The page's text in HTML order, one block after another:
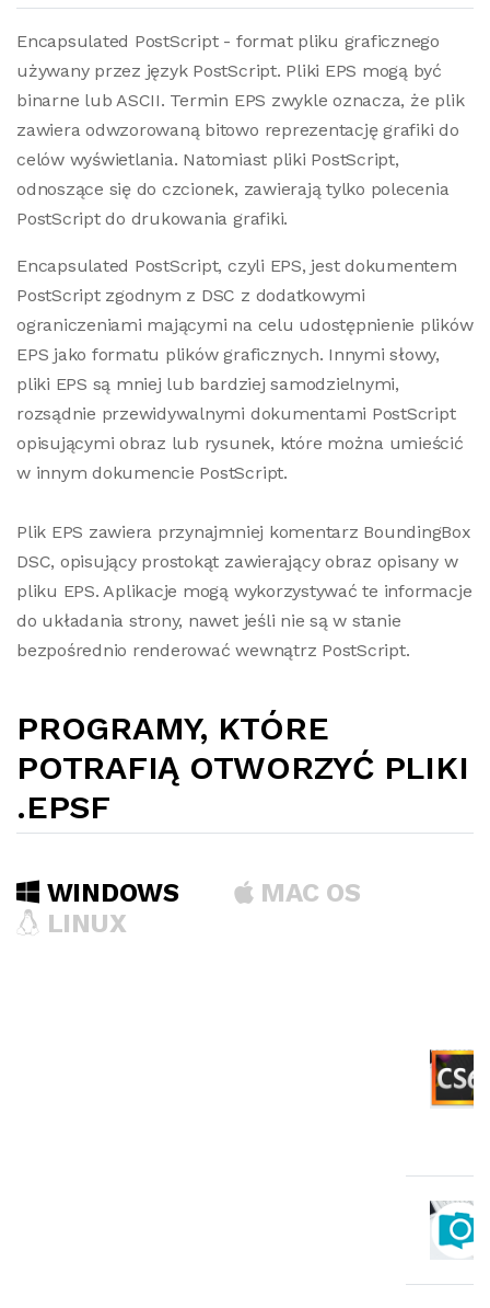
Encapsulated PostScript - format pliku graficznego
używany przez język PostScript. Pliki EPS mogą być
binarne lub ASCII. Termin EPS zwykle oznacza, że plik
zawiera odwzorowaną bitowo reprezentację grafiki do
celów wyświetlania. Natomiast pliki PostScript,
odnoszące się do czcionek, zawierają tylko polecenia
PostScript do drukowania grafiki.
Encapsulated PostScript, czyli EPS, jest dokumentem
PostScript zgodnym z DSC z dodatkowymi
ograniczeniami mającymi na celu udostępnienie plików
EPS jako formatu plików graficznych. Innymi słowy,
pliki EPS są mniej lub bardziej samodzielnymi,
rozsądnie przewidywalnymi dokumentami PostScript
opisującymi obraz lub rysunek, które można umieścić
w innym dokumencie PostScript.
Plik EPS zawiera przynajmniej komentarz BoundingBox
DSC, opisujący prostokąt zawierający obraz opisany w
pliku EPS. Aplikacje mogą wykorzystywać te informacje
do układania strony, nawet jeśli nie są w stanie
bezpośrednio renderować wewnątrz PostScript.
PROGRAMY, KTÓRE
POTRAFIĄ OTWORZYĆ PLIKI
.EPSF
WINDOWS
MAC OS
LINUX